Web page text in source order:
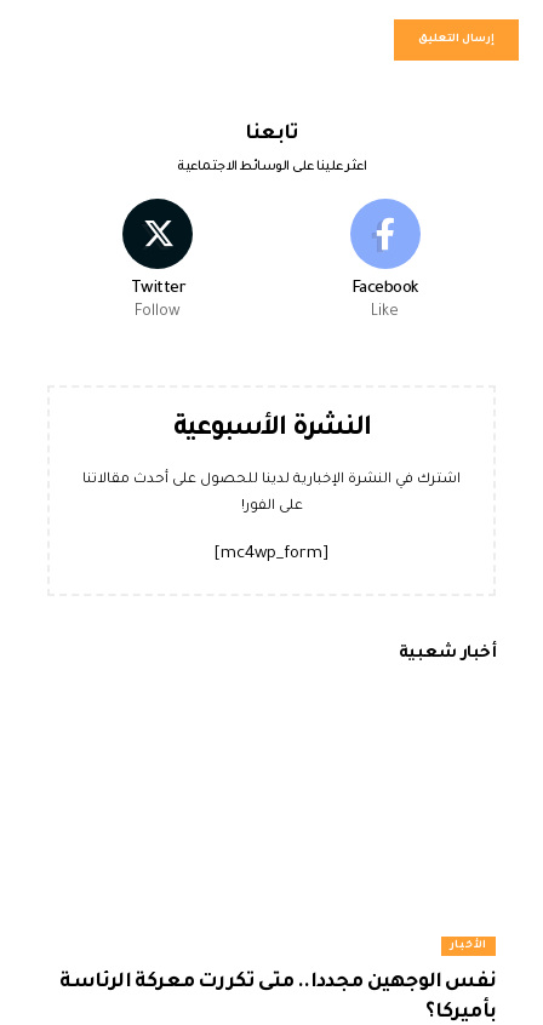
تابعنا
اعثر علينا على الوسائط الاجتماعية
Facebook
Like
Twitter
Follow
النشرة الأسبوعية
اشترك في النشرة الإخبارية لدينا للحصول على أحدث مقالاتنا
على الفور!
أخبار شعبية
الأخبار
نفس الوجهين مجددا.. متى تكررت معركة الرئاسة
بأميركا؟